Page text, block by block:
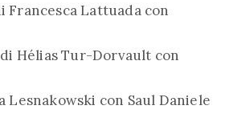
Francesca Lattuada con
Hélias Tur-Dorvault con
Lesnakowski con Saul Daniele